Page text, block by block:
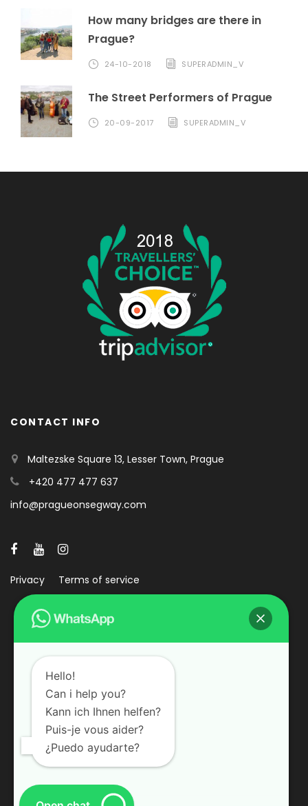
How many bridges are there in
Prague?
24-10-2018 SUPERADMIN_V
The Street Performers of Prague
20-09-2017 SUPERADMIN_V
CONTACT INFO
Maltezske Square 13, Lesser Town, Prague
+420 477 477 637
info@pragueonsegway.com
Privacy Terms of service
Hello!
Can i help you?
Kann ich Ihnen helfen?
Puis-je vous aider?
¿Puedo ayudarte?